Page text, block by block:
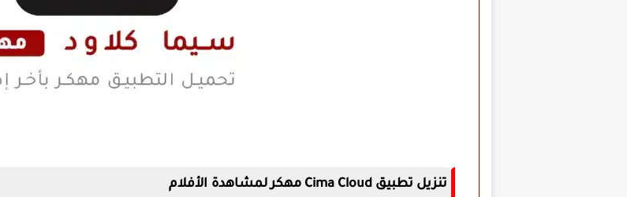
تنزيل تطبيق Cima Cloud مهكر لمشاهدة الأفلام